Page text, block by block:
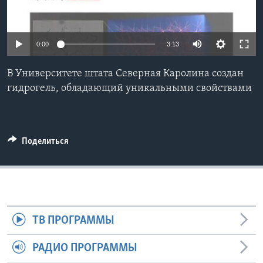
Learning English
0:00 3:13
В Университете штата Северная Каролина создан
гидрогель, обладающий уникальными свойствами
Поделиться
ТВ ПРОГРАММЫ
РАДИО ПРОГРАММЫ